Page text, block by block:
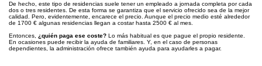
De hecho, este tipo de residencias suele tener un empleado a jornada completa por cada
dos o tres residentes. De esta forma se garantiza que el servicio ofrecido sea de la mejor
calidad. Pero, evidentemente, encarece el precio. Aunque el precio medio esté alrededor
de 1700 € algunas residencias llegan a costar hasta 2500 € al mes.
Entonces, ¿quién paga ese coste? Lo más habitual es que pague el propio residente.
En ocasiones puede recibir la ayuda de familiares. Y, en el caso de personas
dependientes, la administración ofrece también ayuda para ayudarles a pagar.